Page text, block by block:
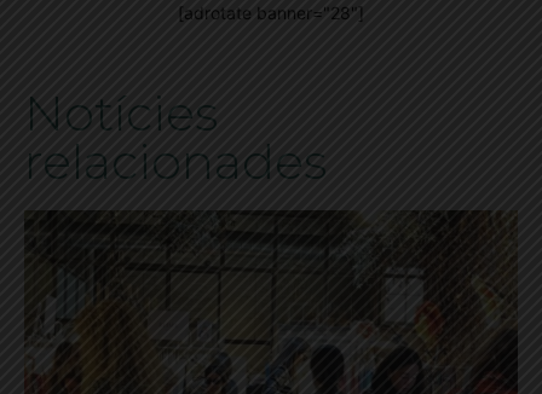
[adrotate banner="28"]
Notícies
relacionades